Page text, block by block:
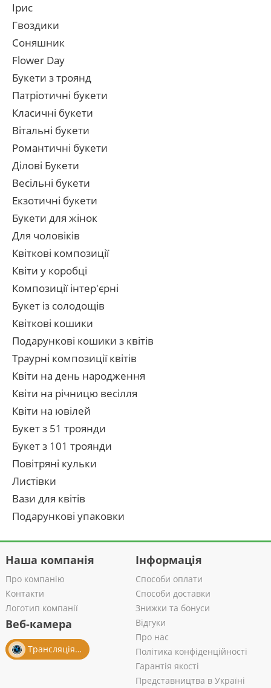
Ірис
Гвоздики
Соняшник
Flower Day
Букети з троянд
Патріотичні букети
Класичні букети
Вітальні букети
Романтичні букети
Ділові Букети
Весільні букети
Екзотичні букети
Букети для жінок
Для чоловіків
Квіткові композиції
Квіти у коробці
Композиції інтер'єрні
Букет із солодощів
Квіткові кошики
Подарункові кошики з квітів
Траурні композиції квітів
Квіти на день народження
Квіти на річницю весілля
Квіти на ювілей
Букет з 51 троянди
Букет з 101 троянди
Повітряні кульки
Листівки
Вази для квітів
Подарункові упаковки
Наша компанія
Про компанію
Контакти
Логотип компанії
Веб-камера
Трансляція із салону
Інформація
Способи оплати
Способи доставки
Знижки та бонуси
Відгуки
Про нас
Політика конфіденційності
Гарантія якості
Представництва в Україні